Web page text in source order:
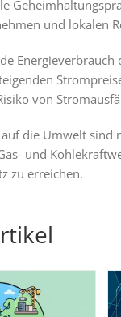
und lokalen
von
die Umwelt sind
und
zu erreichen.